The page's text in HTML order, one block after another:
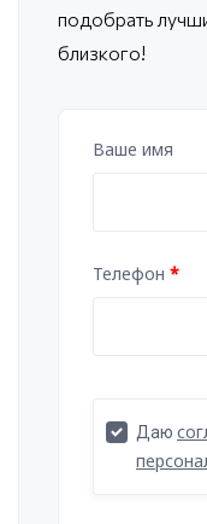
подобрать
близкого!